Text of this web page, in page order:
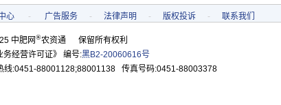
心 - 广告服务 - 法律声明 - 版权投诉 - 联系我们
中肥网®农资通 保留所有权利
务经营许可证》 编号:黑B2-20060616号
线:0451-88001128;88001138 传真号码:0451-88003378